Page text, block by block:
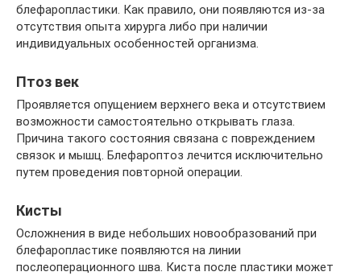
блефаропластики. Как правило, они появляются из-за
отсутствия опыта хирурга либо при наличии
индивидуальных особенностей организма.
Птоз век
Проявляется опущением верхнего века и отсутствием
возможности самостоятельно открывать глаза.
Причина такого состояния связана с повреждением
связок и мышц. Блефароптоз лечится исключительно
путем проведения повторной операции.
Кисты
Осложнения в виде небольших новообразований при
блефаропластике появляются на линии
послеоперационного шва. Киста после пластики может